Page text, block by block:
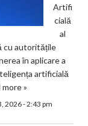
Artifi
cială
al
cu autoritățile
în aplicare a
artificială
more »
2026 - 2:43 pm